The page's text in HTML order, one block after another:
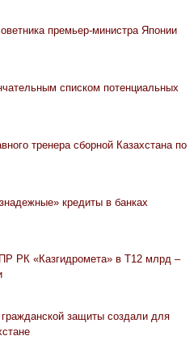
премьер-министра Японии
списком потенциальных
тренера сборной Казахстана по
кредиты в банках
РК «Казгидромета» в Т12 млрд –
защиты создали для